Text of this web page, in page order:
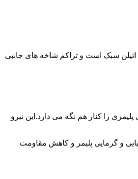
و کربن تشکیل می شود.فرق در این مورد می باشد که طول زنجیره های پلی اتیلن سنگین ۵۰ بار بلندتر از پلی اتیلن سبک است و تراکم شاخه های جانبی
را کنار هم نگه می دارد.این نیرو
و گرمایی پلیمر و کاهش مقاومت